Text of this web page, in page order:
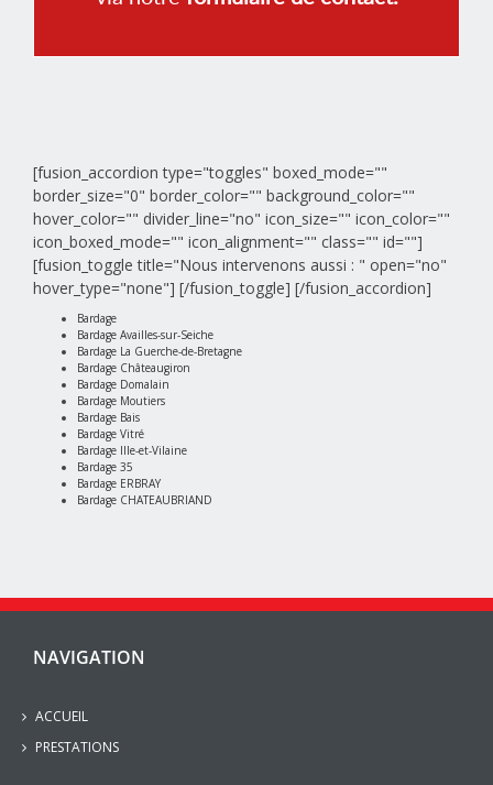
[fusion_accordion type="toggles" boxed_mode=""
border_size="0" border_color="" background_color=""
hover_color="" divider_line="no" icon_size="" icon_color=""
icon_boxed_mode="" icon_alignment="" class="" id=""]
[fusion_toggle title="Nous intervenons aussi : " open="no"
hover_type="none"]
Bardage
Bardage Availles-sur-Seiche
Bardage La Guerche-de-Bretagne
Bardage Châteaugiron
Bardage Domalain
Bardage Moutiers
Bardage Bais
Bardage Vitré
Bardage Ille-et-Vilaine
Bardage 35
Bardage ERBRAY
Bardage CHATEAUBRIAND
[/fusion_toggle] [/fusion_accordion]
NAVIGATION
ACCUEIL
PRESTATIONS